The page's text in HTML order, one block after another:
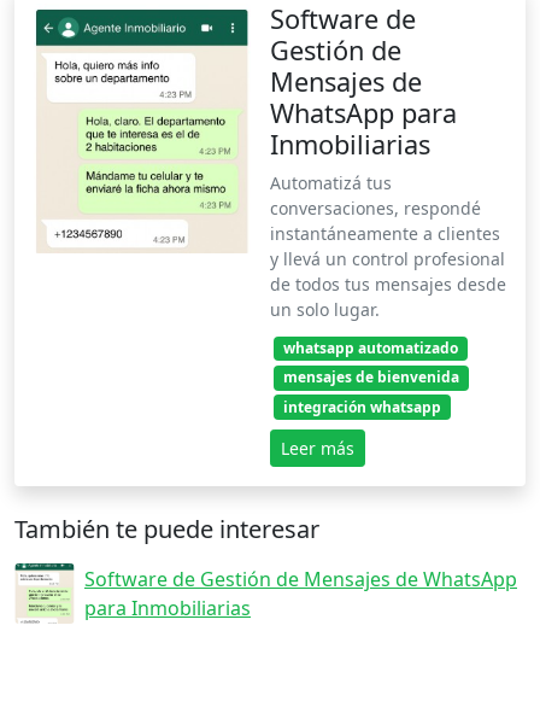
Software de
Gestión de
Mensajes de
WhatsApp para
Inmobiliarias
Automatizá tus
conversaciones, respondé
instantáneamente a clientes
y llevá un control profesional
de todos tus mensajes desde
un solo lugar.
whatsapp automatizado
mensajes de bienvenida
integración whatsapp
Leer más
También te puede interesar
Software de Gestión de Mensajes de WhatsApp
para Inmobiliarias